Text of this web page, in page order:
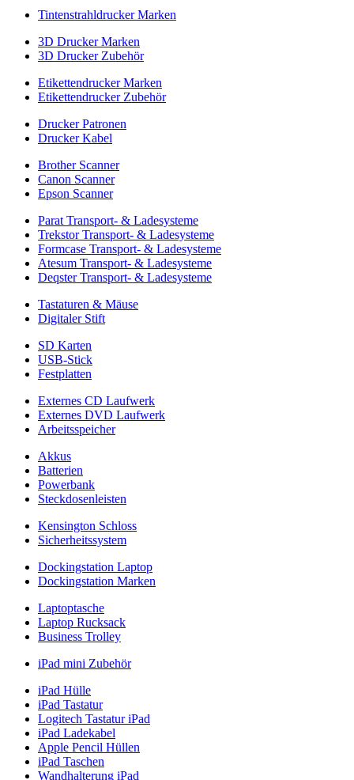
Tintenstrahldrucker Marken
3D Drucker Marken
3D Drucker Zubehör
Etikettendrucker Marken
Etikettendrucker Zubehör
Drucker Patronen
Drucker Kabel
Brother Scanner
Canon Scanner
Epson Scanner
Parat Transport- & Ladesysteme
Trekstor Transport- & Ladesysteme
Formcase Transport- & Ladesysteme
Atesum Transport- & Ladesysteme
Deqster Transport- & Ladesysteme
Tastaturen & Mäuse
Digitaler Stift
SD Karten
USB-Stick
Festplatten
Externes CD Laufwerk
Externes DVD Laufwerk
Arbeitsspeicher
Akkus
Batterien
Powerbank
Steckdosenleisten
Kensington Schloss
Sicherheitssystem
Dockingstation Laptop
Dockingstation Marken
Laptoptasche
Laptop Rucksack
Business Trolley
iPad mini Zubehör
iPad Hülle
iPad Tastatur
Logitech Tastatur iPad
iPad Ladekabel
Apple Pencil Hüllen
iPad Taschen
Wandhalterung iPad